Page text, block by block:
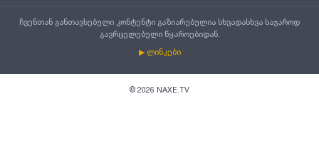
ჩვენთან განთავსებული კონტენტი გაზიარებულია სხვადასხვა საჯაროდ
გავრცელებული წყაროებიდან.
▶ ლინკები
© 2026 NAXE.TV